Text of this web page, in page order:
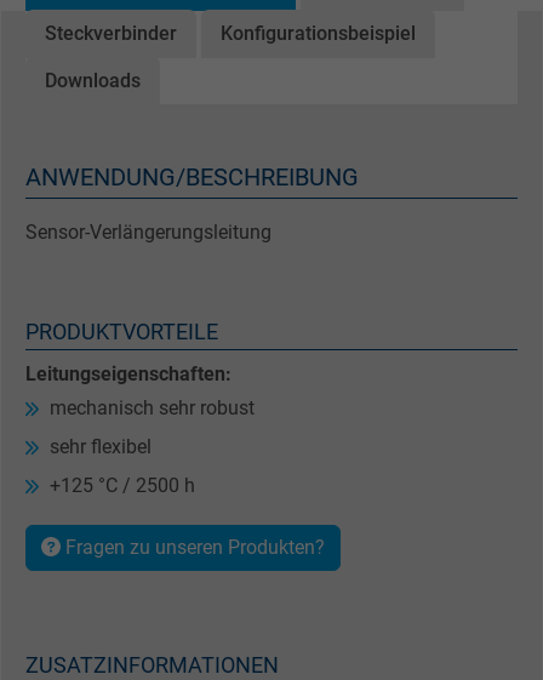
Steckverbinder Konfigurationsbeispiel
Downloads
ANWENDUNG/BESCHREIBUNG
Sensor-Verlängerungsleitung
PRODUKTVORTEILE
Leitungseigenschaften:
mechanisch sehr robust
sehr flexibel
+125 °C / 2500 h
Fragen zu unseren Produkten?
ZUSATZINFORMATIONEN